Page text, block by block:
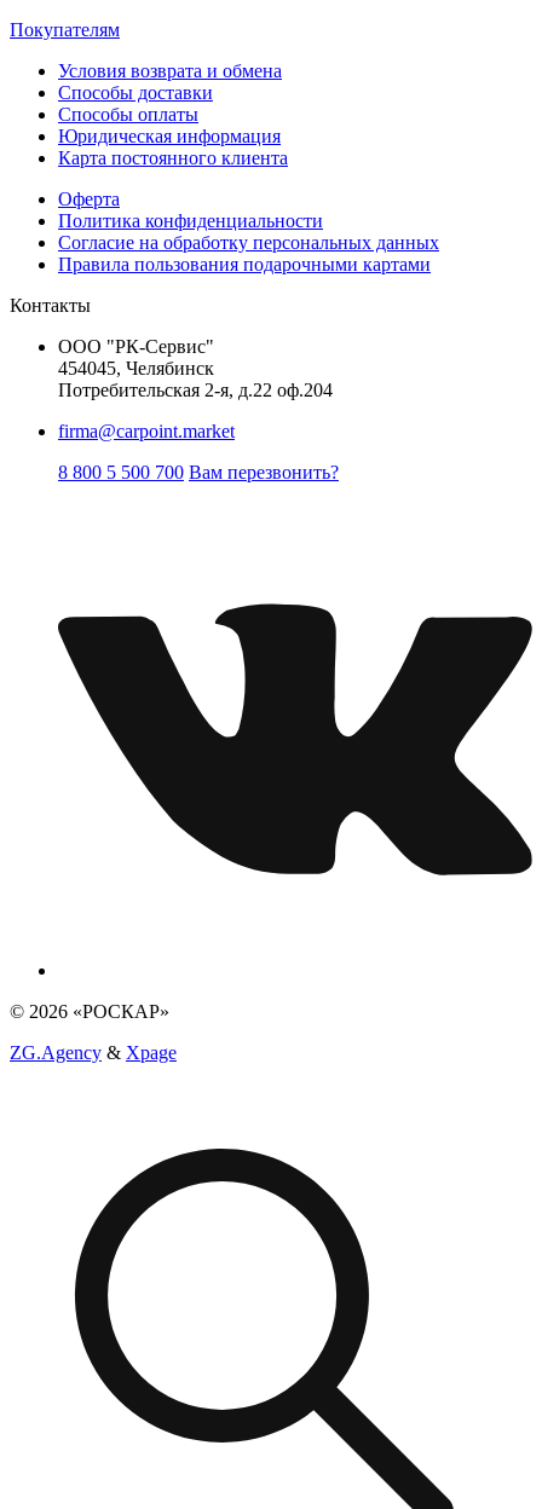
Покупателям
Условия возврата и обмена
Способы доставки
Способы оплаты
Юридическая информация
Карта постоянного клиента
Оферта
Политика конфиденциальности
Согласие на обработку персональных данных
Правила пользования подарочными картами
Контакты
ООО "РК-Сервис"
454045, Челябинск
Потребительская 2-я, д.22 оф.204
firma@carpoint.market
8 800 5 500 700 Вам перезвонить?
© 2026 «РОСКАР»
ZG.Agency & Xpage